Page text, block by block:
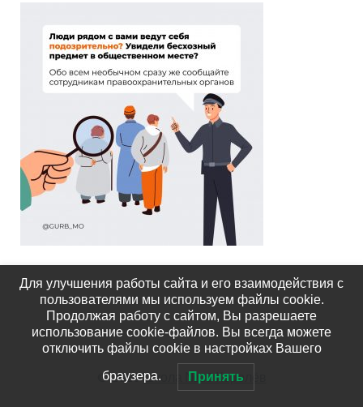
© 2026Школа №15 Королёв
Для улучшения работы сайта и его взаимодействия с
пользователями мы используем файлы cookie.
Продолжая работу с сайтом, Вы разрешаете
использование cookie-файлов. Вы всегда можете
отключить файлы cookie в настройках Вашего
браузера. Принять